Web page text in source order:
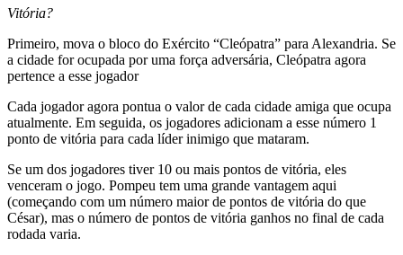
Vitória?
Primeiro, mova o bloco do Exército “Cleópatra” para Alexandria. Se
a cidade for ocupada por uma força adversária, Cleópatra agora
pertence a esse jogador
Cada jogador agora pontua o valor de cada cidade amiga que ocupa
atualmente. Em seguida, os jogadores adicionam a esse número 1
ponto de vitória para cada líder inimigo que mataram.
Se um dos jogadores tiver 10 ou mais pontos de vitória, eles
venceram o jogo. Pompeu tem uma grande vantagem aqui
(começando com um número maior de pontos de vitória do que
César), mas o número de pontos de vitória ganhos no final de cada
rodada varia.